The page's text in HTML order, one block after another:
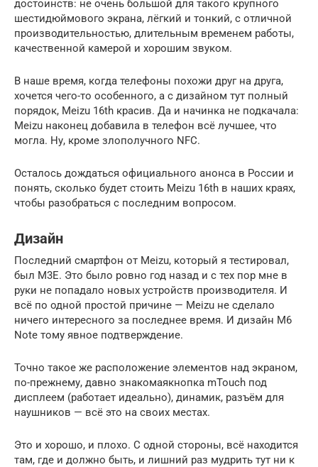
достоинств: не очень большой для такого крупного
шестидюймового экрана, лёгкий и тонкий, с отличной
производительностью, длительным временем работы,
качественной камерой и хорошим звуком.
В наше время, когда телефоны похожи друг на друга,
хочется чего-то особенного, а с дизайном тут полный
порядок, Meizu 16th красив. Да и начинка не подкачала:
Meizu наконец добавила в телефон всё лучшее, что
могла. Ну, кроме злополучного NFC.
Осталось дождаться официального анонса в России и
понять, сколько будет стоить Meizu 16th в наших краях,
чтобы разобраться с последним вопросом.
Дизайн
Последний смартфон от Meizu, который я тестировал,
был M3E. Это было ровно год назад и с тех пор мне в
руки не попадало новых устройств производителя. И
всё по одной простой причине — Meizu не сделало
ничего интересного за последнее время. И дизайн M6
Note тому явное подтверждение.
Точно такое же расположение элементов над экраном,
по-прежнему, давно знакомаякнопка mTouch под
дисплеем (работает идеально), динамик, разъём для
наушников — всё это на своих местах.
Это и хорошо, и плохо. С одной стороны, всё находится
там, где и должно быть, и лишний раз мудрить тут ни к